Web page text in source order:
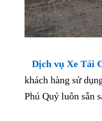
Dịch vụ Xe Tải
khách hàng sử
Phú Quý luôn sẵn